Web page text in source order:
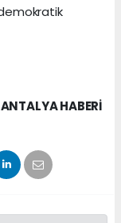
ANTALYA HABERİ